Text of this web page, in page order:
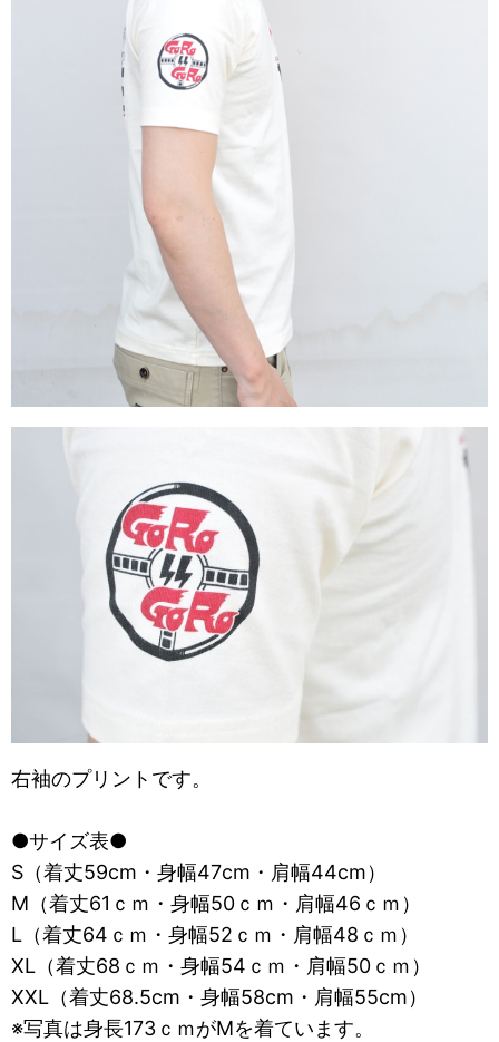
右袖のプリントです。
●サイズ表●
S（着丈59cm・身幅47cm・肩幅44cm）
M（着丈61ｃｍ・身幅50ｃｍ・肩幅46ｃｍ）
L（着丈64ｃｍ・身幅52ｃｍ・肩幅48ｃｍ）
XL（着丈68ｃｍ・身幅54ｃｍ・肩幅50ｃｍ）
XXL（着丈68.5cm・身幅58cm・肩幅55cm）
※写真は身長173ｃｍがMを着ています。